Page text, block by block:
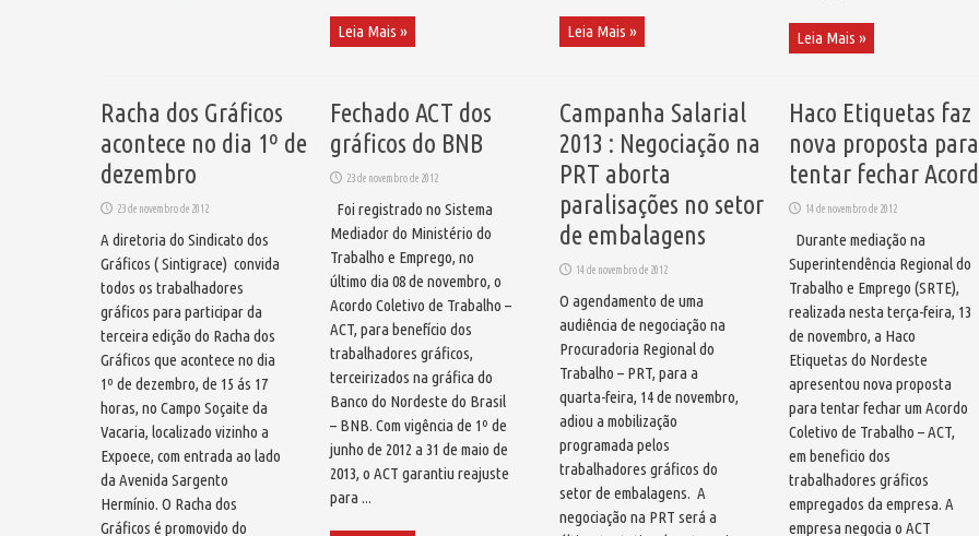
Leia Mais » Leia Mais » Leia Mais »
Racha dos Gráficos
acontece no dia 1º de
dezembro
23 de novembro de 2012
A diretoria do Sindicato dos
Gráficos ( Sintigrace) convida
todos os trabalhadores
gráficos para participar da
terceira edição do Racha dos
Gráficos que acontece no dia
1º de dezembro, de 15 ás 17
horas, no Campo Soçaite da
Vacaria, localizado vizinho a
Expoece, com entrada ao lado
da Avenida Sargento
Hermínio. O Racha dos
Gráficos é promovido do
Fechado ACT dos
gráficos do BNB
23 de novembro de 2012
Foi registrado no Sistema
Mediador do Ministério do
Trabalho e Emprego, no
último dia 08 de novembro, o
Acordo Coletivo de Trabalho –
ACT, para benefício dos
trabalhadores gráficos,
terceirizados na gráfica do
Banco do Nordeste do Brasil
– BNB. Com vigência de 1º de
junho de 2012 a 31 de maio de
2013, o ACT garantiu reajuste
para ...
Campanha Salarial
2013 : Negociação na
PRT aborta
paralisações no setor
de embalagens
14 de novembro de 2012
O agendamento de uma
audiência de negociação na
Procuradoria Regional do
Trabalho – PRT, para a
quarta-feira, 14 de novembro,
adiou a mobilização
programada pelos
trabalhadores gráficos do
setor de embalagens. A
negociação na PRT será a
Haco Etiquetas faz
nova proposta para
tentar fechar
14 de novembro de 2012
Durante mediação na
Superintendência Regional do
Trabalho e Emprego (SRTE),
realizada nesta terça-feira, 13
de novembro, a Haco
Etiquetas do Nordeste
apresentou nova proposta
para tentar fechar um Acordo
Coletivo de Trabalho – ACT,
em beneficio dos
trabalhadores gráficos
empregados da empresa. A
empresa negocia o ACT